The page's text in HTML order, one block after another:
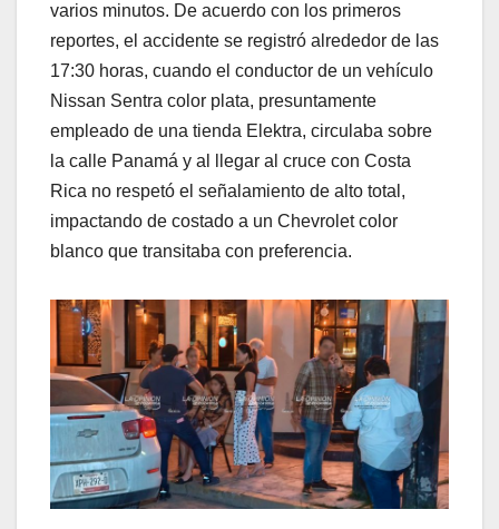
varios minutos. De acuerdo con los primeros
reportes, el accidente se registró alrededor de las
17:30 horas, cuando el conductor de un vehículo
Nissan Sentra color plata, presuntamente
empleado de una tienda Elektra, circulaba sobre
la calle Panamá y al llegar al cruce con Costa
Rica no respetó el señalamiento de alto total,
impactando de costado a un Chevrolet color
blanco que transitaba con preferencia.